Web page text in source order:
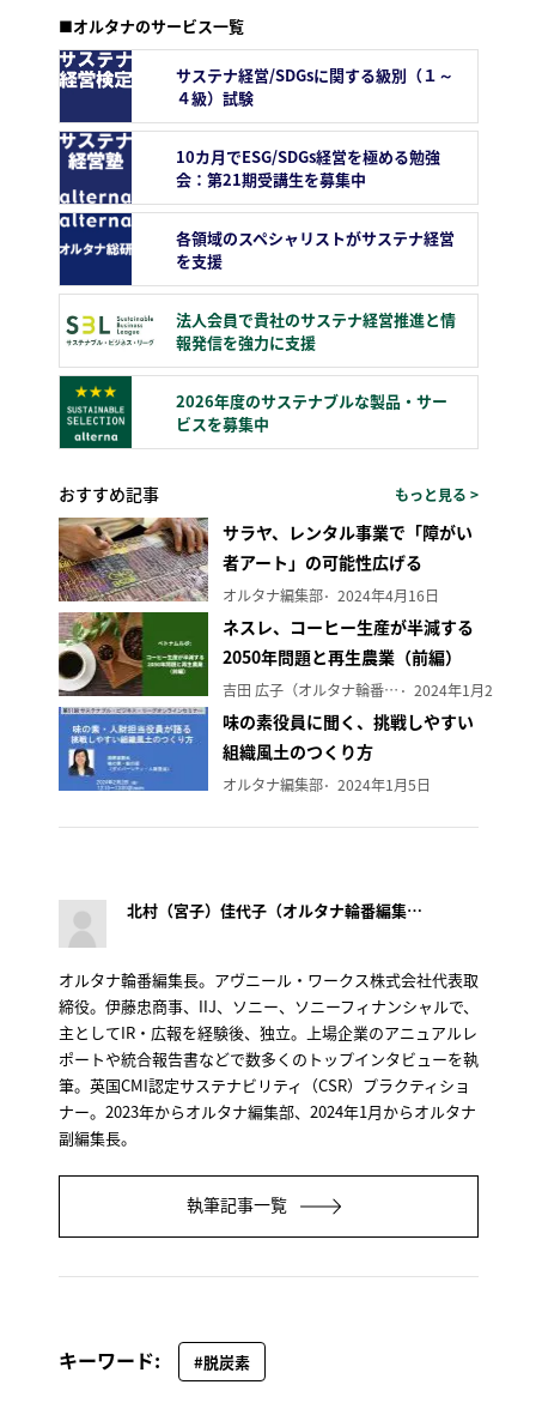
■オルタナのサービス一覧
サステナ経営/SDGsに関する級別（１～
４級）試験
10カ月でESG/SDGs経営を極める勉強
会：第21期受講生を募集中
各領域のスペシャリストがサステナ経営
を支援
法人会員で貴社のサステナ経営推進と情
報発信を強力に支援
2026年度のサステナブルな製品・サー
ビスを募集中
おすすめ記事 もっと見る >
サラヤ、レンタル事業で「障がい
者アート」の可能性広げる
オルタナ編集部 2024年4月16日
ネスレ、コーヒー生産が半減する
2050年問題と再生農業（前編）
吉田 広子（オルタナ輪番編集長） 2024年1月29日
味の素役員に聞く、挑戦しやすい
組織風土のつくり方
オルタナ編集部 2024年1月5日
北村（宮子）佳代子（オルタナ輪番編集長）
オルタナ輪番編集長。アヴニール・ワークス株式会社代表取
締役。伊藤忠商事、IIJ、ソニー、ソニーフィナンシャルで、
主としてIR・広報を経験後、独立。上場企業のアニュアルレ
ポートや統合報告書などで数多くのトップインタビューを執
筆。英国CMI認定サステナビリティ（CSR）プラクティショ
ナー。2023年からオルタナ編集部、2024年1月からオルタナ
副編集長。
執筆記事一覧
キーワード: #脱炭素